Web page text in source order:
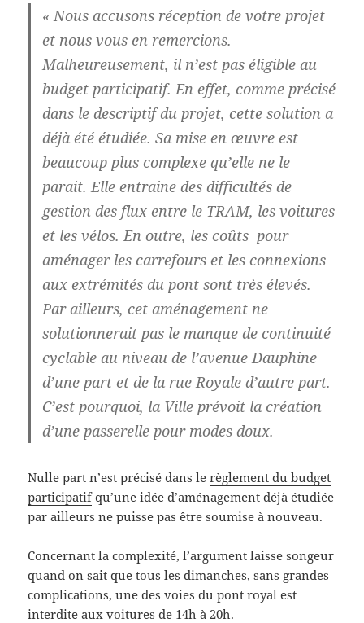
« Nous accusons réception de votre projet
et nous vous en remercions.
Malheureusement, il n’est pas éligible au
budget participatif. En effet, comme précisé
dans le descriptif du projet, cette solution a
déjà été étudiée. Sa mise en œuvre est
beaucoup plus complexe qu’elle ne le
parait. Elle entraine des difficultés de
gestion des flux entre le TRAM, les voitures
et les vélos. En outre, les coûts pour
aménager les carrefours et les connexions
aux extrémités du pont sont très élevés.
Par ailleurs, cet aménagement ne
solutionnerait pas le manque de continuité
cyclable au niveau de l’avenue Dauphine
d’une part et de la rue Royale d’autre part.
C’est pourquoi, la Ville prévoit la création
d’une passerelle pour modes doux.
Nulle part n’est précisé dans lerèglement du budget
participatifqu’une idée d’aménagement déjà étudiée
par ailleurs ne puisse pas être soumise à nouveau.
Concernant la complexité, l’argument laisse songeur
quand on sait que tous les dimanches, sans grandes
complications, une des voies du pont royal est
interdite aux voitures de 14h à 20h.